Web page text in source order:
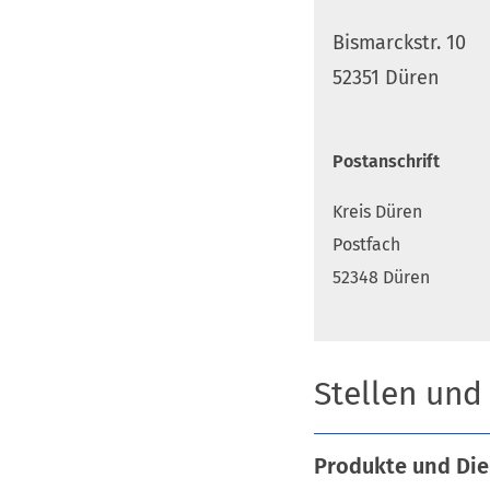
Bismarckstr. 10
52351 Düren
Postanschrift
Kreis Düren
Postfach
52348 Düren
Stellen
Produkte und